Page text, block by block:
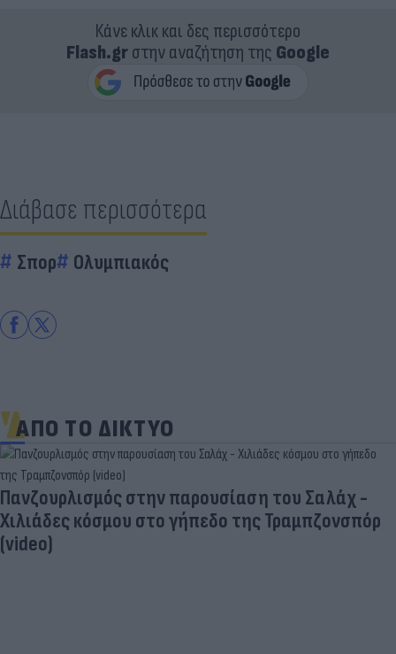
Κάνε κλικ και δες περισσότερο
Flash.grστην αναζήτηση της Google
Διάβασε περισσότερα
Σπορ Ολυμπιακός
ΑΠΟ ΤΟ ΔΙΚΤΥΟ
«Στην pole position για Κωνσταντέλια η
Ντόρτμουντ»